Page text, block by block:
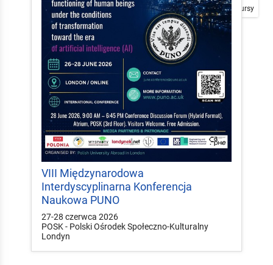
Plakaty Mapa Konkursy
VIII Międzynarodowa
Interdyscyplinarna Konferencja
Naukowa PUNO
27-28 czerwca 2026
POSK - Polski Ośrodek Społeczno-Kulturalny
Londyn